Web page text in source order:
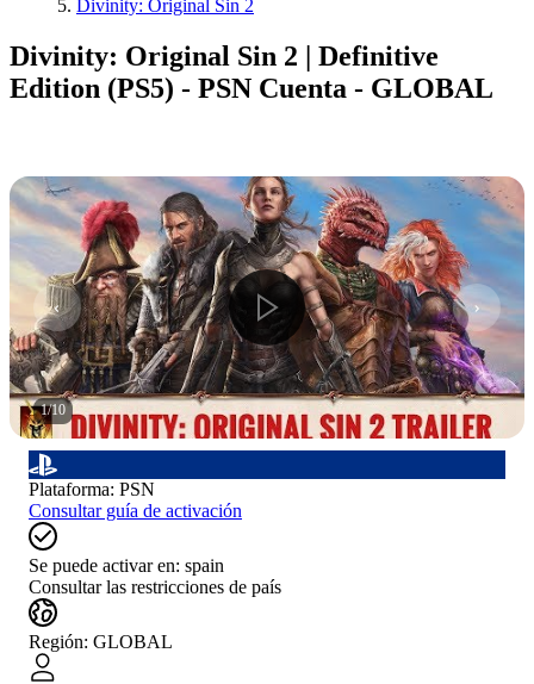
Divinity: Original Sin 2
Divinity: Original Sin 2 | Definitive
Edition (PS5) - PSN Cuenta - GLOBAL
1/10
Plataforma: PSN
Consultar guía de activación
Se puede activar en: spain
Consultar las restricciones de país
Región: GLOBAL